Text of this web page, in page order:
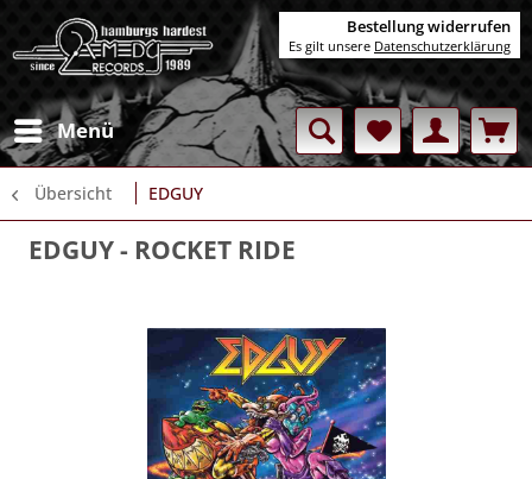
Menü
Übersicht EDGUY
EDGUY- ROCKET RIDE
Bestellung widerrufen
Es gilt unsere Datenschutzerklärung